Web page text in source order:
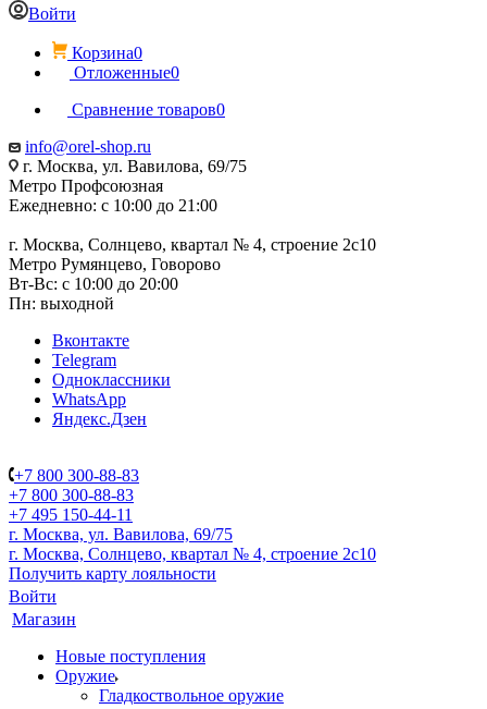
Войти
Корзина0
Отложенные0
Сравнение товаров0
info@orel-shop.ru
г. Москва, ул. Вавилова, 69/75
Метро Профсоюзная
Ежедневно: с 10:00 до 21:00
г. Москва, Солнцево, квартал № 4, строение 2с10
Метро Румянцево, Говорово
Вт-Вс: с 10:00 до 20:00
Пн: выходной
Вконтакте
Telegram
Одноклассники
WhatsApp
Яндекс.Дзен
+7 800 300-88-83
+7 800 300-88-83
+7 495 150-44-11
г. Москва, ул. Вавилова, 69/75
г. Москва, Солнцево, квартал № 4, строение 2с10
Получить карту лояльности
Войти
Магазин
Новые поступления
Оружие
Гладкоствольное оружие